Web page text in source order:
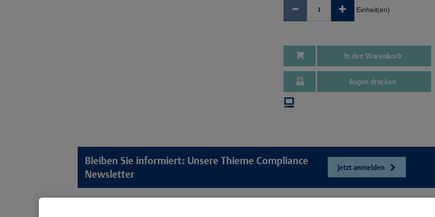
Einheit(en)
In den Warenkorb
Bogen drucken
Bleiben Sie informiert: Unsere Thieme Compliance
Newsletter
Jetzt anmelden